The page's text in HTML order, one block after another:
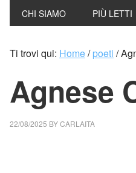
CHI SIAMO PIÙ LETTI
Ti trovi qui: Home/ poeti /
Agnese
22/08/2025 BYCARLAITA